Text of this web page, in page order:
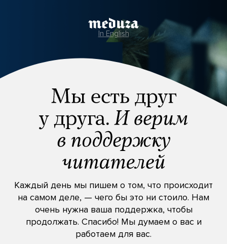
In English
Каждый день мы пишем о том, что происходит
на самом деле, — чего бы это ни стоило. Нам
очень нужна ваша поддержка, чтобы
продолжать. Спасибо! Мы думаем о вас и
работаем для вас.